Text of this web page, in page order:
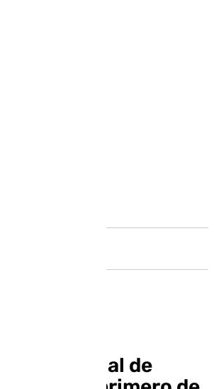
Provincial de